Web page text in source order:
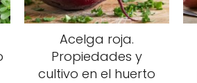
Acelga roja.
Propiedades y
cultivo en el huerto